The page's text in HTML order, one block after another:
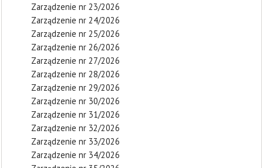
Zarządzenie nr 23/2026
Zarządzenie nr 24/2026
Zarządzenie nr 25/2026
Zarządzenie nr 26/2026
Zarządzenie nr 27/2026
Zarządzenie nr 28/2026
Zarządzenie nr 29/2026
Zarządzenie nr 30/2026
Zarządzenie nr 31/2026
Zarządzenie nr 32/2026
Zarządzenie nr 33/2026
Zarządzenie nr 34/2026